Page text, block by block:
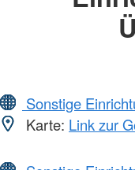
Sonstige
Karte: Link zur